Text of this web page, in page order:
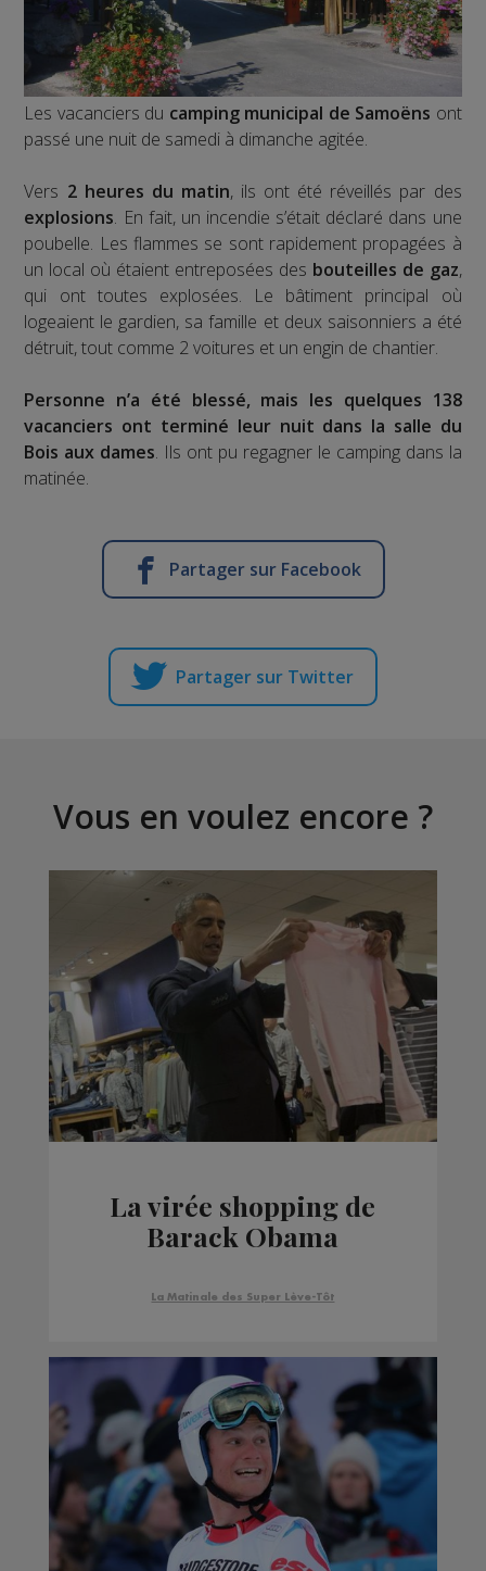
Les vacanciers du camping municipal de Samoëns ont
passé une nuit de samedi à dimanche agitée.
Vers 2 heures du matin, ils ont été réveillés par des
explosions. En fait, un incendie s’était déclaré dans une
poubelle. Les flammes se sont rapidement propagées à
un local où étaient entreposées des bouteilles de gaz,
qui ont toutes explosées. Le bâtiment principal où
logeaient le gardien, sa famille et deux saisonniers a été
détruit, tout comme 2 voitures et un engin de chantier.
Personne n’a été blessé, mais les quelques 138
vacanciers ont terminé leur nuit dans la salle du
Bois aux dames. Ils ont pu regagner le camping dans la
matinée.
Partager sur Facebook
Partager sur Twitter
Vous en voulez encore ?
La virée shopping de
Barack Obama
La Matinale des Super Lève-Tôt